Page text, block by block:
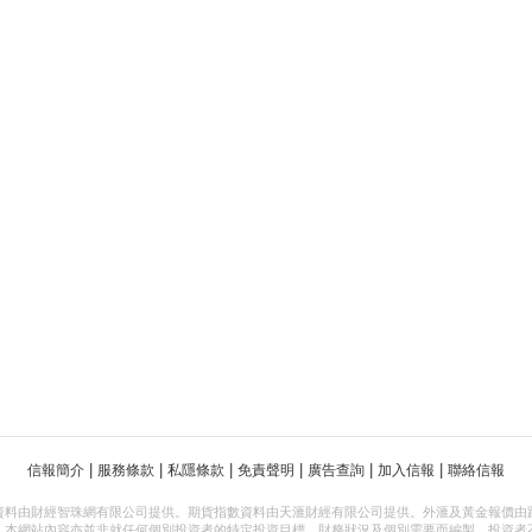
信報簡介 服務條款 私隱條款 免責聲明 廣告查詢 加入信報 聯絡信報
料由財經智珠網有限公司提供。期貨指數資料由天滙財經有限公司提供。外滙及黃金報價由